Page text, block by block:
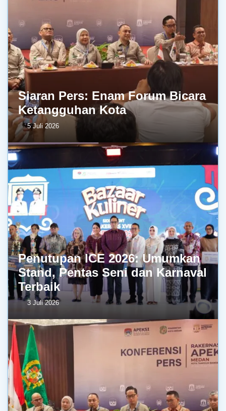
Siaran Pers: Enam Forum Bicara
Ketangguhan Kota
5 Juli 2026
Penutupan ICE 2026: Umumkan
Stand, Pentas Seni dan Karnaval
Terbaik
3 Juli 2026